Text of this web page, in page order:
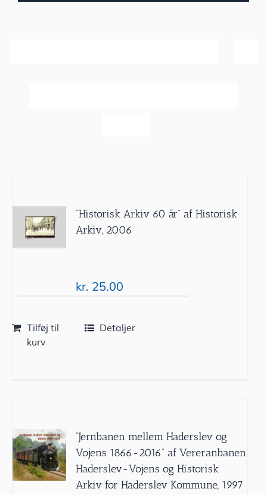
”Historisk Arkiv 60 år” af Historisk
Arkiv, 2006
kr. 25.00
Tilføj til
kurv
Detaljer
”Jernbanen mellem Haderslev og
Vojens 1866-2016” af Vereranbanen
Haderslev-Vojens og Historisk
Arkiv for Haderslev Kommune, 1997